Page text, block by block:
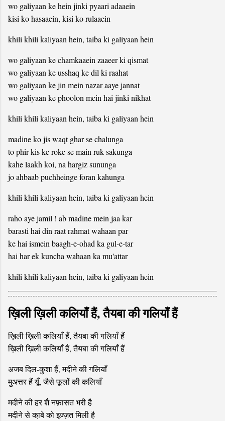
wo galiyaan ke hein jinki pyaari adaaein
kisi ko hasaaein, kisi ko rulaaein
khili khili kaliyaan hein, taiba ki galiyaan hein
wo galiyaan ke chamkaaein zaaeer ki qismat
wo galiyaan ke usshaq ke dil ki raahat
wo galiyaan ke jin mein nazar aaye jannat
wo galiyaan ke phoolon mein hai jinki nikhat
khili khili kaliyaan hein, taiba ki galiyaan hein
madine ko jis waqt ghar se chalunga
to phir kis ke roke se main ruk sakunga
kahe laakh koi, na hargiz sununga
jo ahbaab puchheinge foran kahunga
khili khili kaliyaan hein, taiba ki galiyaan hein
raho aye jamil ! ab madine mein jaa kar
barasti hai din raat rahmat wahaan par
ke hai ismein baagh-e-ohad ka gul-e-tar
hai har ek kuncha wahaan ka mu'attar
khili khili kaliyaan hein, taiba ki galiyaan hein
ख़िली ख़िली कलियाँ हैं, तैयबा की गलियाँ हैं
ख़िली ख़िली कलियाँ हैं, तैयबा की गलियाँ हैं
ख़िली ख़िली कलियाँ हैं, तैयबा की गलियाँ हैं
अजब दिल-कुशा हैं, मदीने की गलियाँ
मुअत्तर हैं यूँ, जैसे फूलों की कलियाँ
मदीने की हर शै नफ़ासत भरी है
मदीने से का़बे को इज़्ज़त मिली है